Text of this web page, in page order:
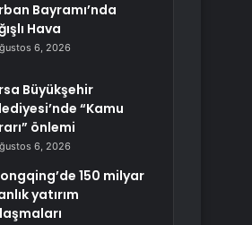
Bayramı’nda
Hava
6, 2026
Büyükşehir
“Kamu
önlemi
6, 2026
150 milyar
yatırım